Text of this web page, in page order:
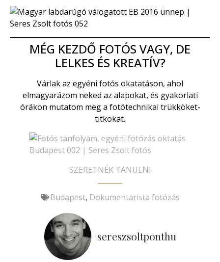
MÉG KEZDŐ FOTÓS VAGY, DE
LELKES ÉS KREATÍV?
Várlak az egyéni fotós okatatáson, ahol
elmagyarázom neked az alapokat, és gyakorlati
órákon mutatom meg a fotótechnikai trükköket-
titkokat.
SZERETNÉK TANULNI
Budapest, Dokumentarista fotózás
sereszsoltponthu